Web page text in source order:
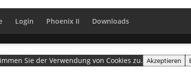
Login Phoenix II Downloads
Sie der Verwendung von Cookies zu. Akzeptieren